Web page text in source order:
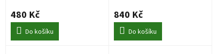
480 Kč
Do košíku
840 Kč
Do košíku